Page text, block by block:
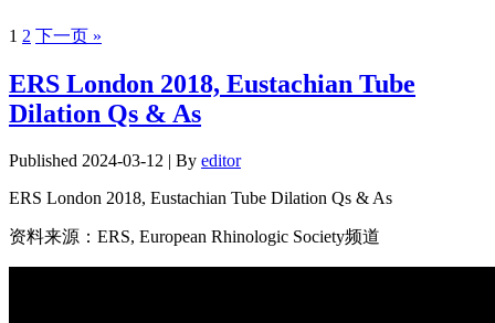
1 2 下一页 »
ERS London 2018, Eustachian Tube
Dilation Qs & As
Published 2024-03-12 | By editor
ERS London 2018, Eustachian Tube Dilation Qs & As
资料来源：ERS, European Rhinologic Society频道